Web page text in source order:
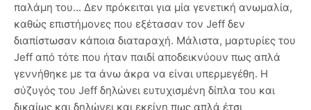
παλάμη του... Δεν πρόκειται για μία γενετική ανωμαλία,
καθώς επιστήμονες που εξέτασαν τον Jeff δεν
διαπίστωσαν κάποια διαταραχή. Μάλιστα, μαρτυρίες του
Jeff από τότε που ήταν παιδί αποδεικνύουν πως απλά
γεννήθηκε με τα άνω άκρα να είναι υπερμεγέθη. Η
σύζυγός του Jeff δηλώνει ευτυχισμένη δίπλα του και
δικαίως και δηλώνει και εκείνη πως απλά έτσι